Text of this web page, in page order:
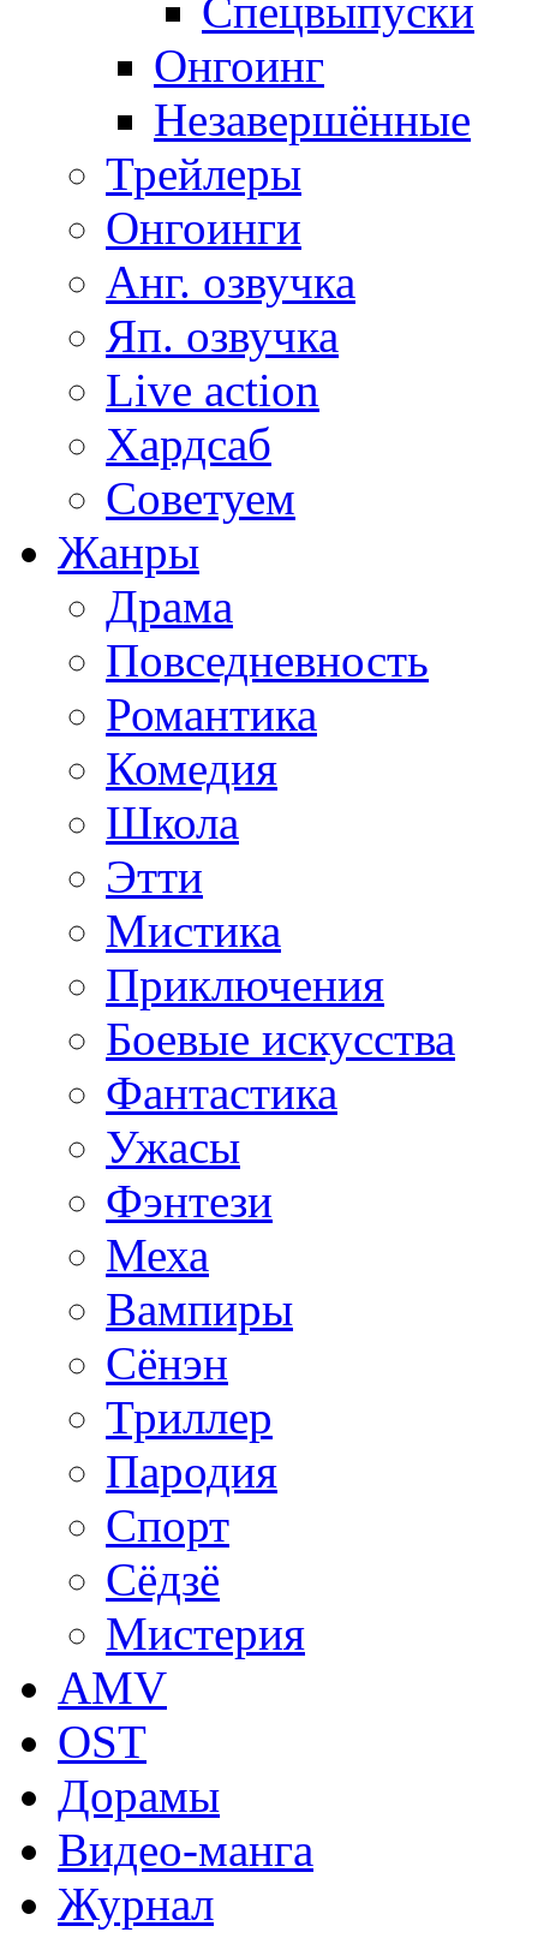
Спецвыпуски
Онгоинг
Незавершённые
Трейлеры
Онгоинги
Анг. озвучка
Яп. озвучка
Live action
Хардсаб
Советуем
Жанры
Драма
Повседневность
Романтика
Комедия
Школа
Этти
Мистика
Приключения
Боевые искусства
Фантастика
Ужасы
Фэнтези
Меха
Вампиры
Сёнэн
Триллер
Пародия
Спорт
Сёдзё
Мистерия
AMV
OST
Дорамы
Видео-манга
Журнал